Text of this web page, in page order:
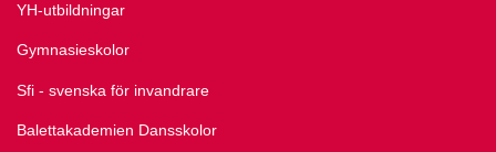
YH-utbildningar
Gymnasieskolor
Sfi - svenska för invandrare
Balettakademien Dansskolor